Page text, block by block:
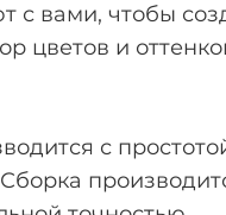
вами, чтобы
цветов и
с